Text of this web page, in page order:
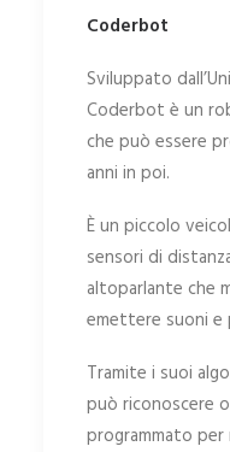
Coderbot
Sviluppato
Coderbot è un
che può essere
anni in poi.
È un piccolo
sensori di
altoparlante che
emettere suoni e
Tramite i suoi
può riconoscere
programmato per